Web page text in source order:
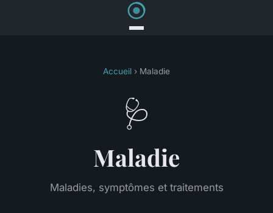
Accueil › Maladie
🩺
Maladie
Maladies, symptômes et traitements